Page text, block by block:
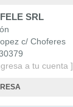
SRL
c/ Choferes
a tu cuenta ]